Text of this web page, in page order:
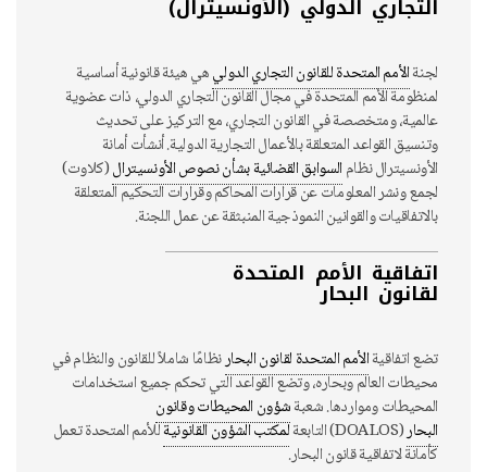
التجاري الدولي (الأونسيترال)
لجنةالأمم المتحدة للقانون التجاري الدوليهي هيئة قانونية أساسية
لمنظومة الأمم المتحدة في مجال القانون التجاري الدولي، ذات عضوية
عالمية، ومتخصصة في القانون التجاري، مع التركيز على تحديث
وتنسيق القواعد المتعلقة بالأعمال التجارية الدولية. أنشأت أمانة
الأونسيترال نظامالسوابق القضائية بشأن نصوص الأونسيترال(كلاوت)
لجمع ونشر المعلومات عن قرارات المحاكم وقرارات التحكيم المتعلقة
بالاتفاقيات والقوانين النموذجية المنبثقة عن عمل اللجنة.
اتفاقية الأمم المتحدة
لقانون البحار
تضع اتفاقيةالأمم المتحدة لقانون البحارنظامًا شاملاً للقانون والنظام في
محيطات العالم وبحاره، وتضع القواعد التي تحكم جميع استخدامات
المحيطات ومواردها. شعبةشؤون المحيطات وقانون
البحار(DOALOS) التابعة لمكتب الشؤون القانونيةللأمم المتحدة تعمل
كأمانة لاتفاقية قانون البحار.